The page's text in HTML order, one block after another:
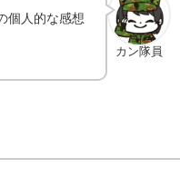
カン隊員
個人的な感想